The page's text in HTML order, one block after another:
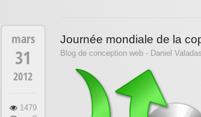
Journée mondiale de la
Blog de conception web - Daniel Valadas
mars
31
2012
1479